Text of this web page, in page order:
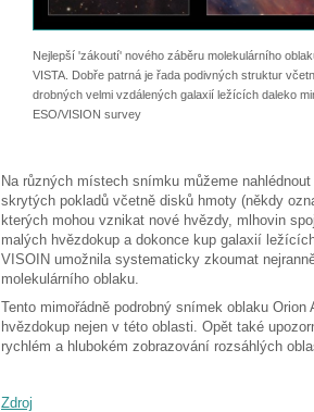
Nejlepší 'zákoutí' nového záběru molekulárního
VISTA. Dobře patrná je řada podivných struktur
drobných velmi vzdálených galaxií ležících daleko
ESO/VISION survey
Na různých místech snímku můžeme
skrytých pokladů včetně disků hmoty (někdy
kterých mohou vznikat nové hvězdy, mlhovin
malých hvězdokup a dokonce kup galaxií
VISOIN umožnila systematicky zkoumat
molekulárního oblaku.
Tento mimořádně podrobný snímek oblaku
hvězdokup nejen v této oblasti. Opět také
rychlém a hlubokém zobrazování rozsáhlých
Zdroj